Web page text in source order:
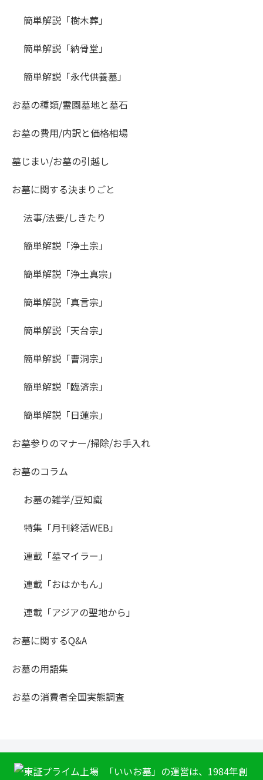
簡単解説「樹木葬」
簡単解説「納骨堂」
簡単解説「永代供養墓」
お墓の種類/霊園墓地と墓石
お墓の費用/内訳と価格相場
墓じまい/お墓の引越し
お墓に関する決まりごと
法事/法要/しきたり
簡単解説「浄土宗」
簡単解説「浄土真宗」
簡単解説「真言宗」
簡単解説「天台宗」
簡単解説「曹洞宗」
簡単解説「臨済宗」
簡単解説「日蓮宗」
お墓参りのマナー/掃除/お手入れ
お墓のコラム
お墓の雑学/豆知識
特集「月刊終活WEB」
連載「墓マイラー」
連載「おはかもん」
連載「アジアの聖地から」
お墓に関するQ&A
お墓の用語集
お墓の消費者全国実態調査
「いいお墓」の運営は、1984年創